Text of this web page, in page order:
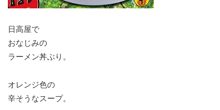
日高屋で
おなじみの
ラーメン丼ぶり。
オレンジ色の
辛そうなスープ。